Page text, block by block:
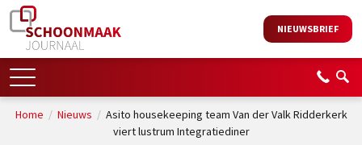
NIEUWSBRIEF
Home / Nieuws / Asito housekeeping team Van der Valk Ridderkerk
viert lustrum Integratiediner